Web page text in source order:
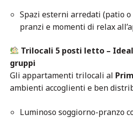
Spazi esterni arredati (patio
pranzi e momenti di relax
Trilocali 5 posti letto –
gruppi
Gli appartamenti trilocali al
ambienti accoglienti e ben
Luminoso soggiorno-pranzo